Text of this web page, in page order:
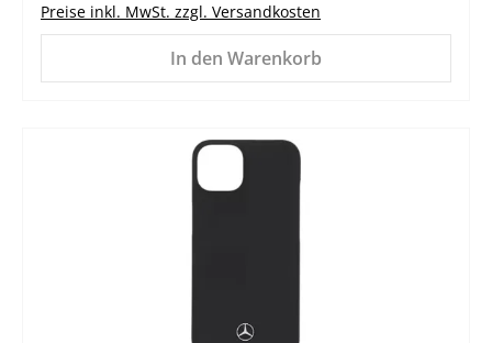
Preise inkl. MwSt. zzgl. Versandkosten
In den Warenkorb